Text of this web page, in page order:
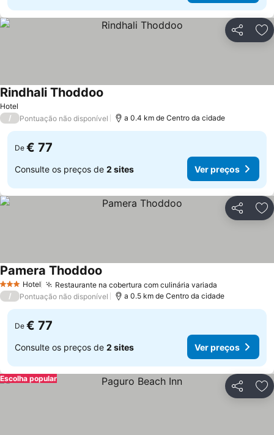
Partilhar
Hotel
Rindhali Thoddoo
/ Pontuação não disponível a 0.4 km de Centro da cidade
De € 77
Consulte os preços de 2 sites Ver preços
Partilhar
3 EstrelasHotel Restaurante na cobertura com culinária variada
Pamera Thoddoo
/ Pontuação não disponível a 0.5 km de Centro da cidade
De € 77
Consulte os preços de 2 sites Ver preços
Partilhar
Escolha popular